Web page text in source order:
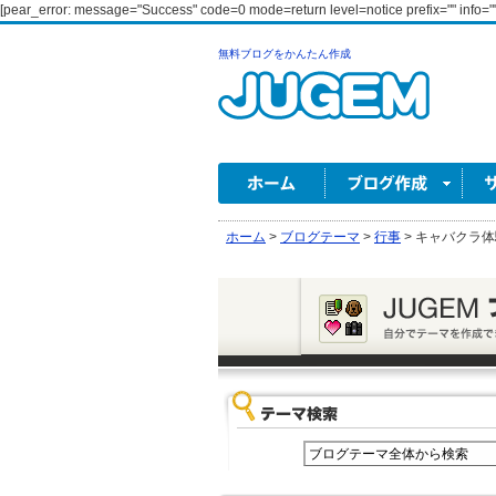
[pear_error: message="Success" code=0 mode=return level=notice prefix=""
無料ブログをかんたん作成
ホーム > ブログテーマ > 行事 > キャバクラ